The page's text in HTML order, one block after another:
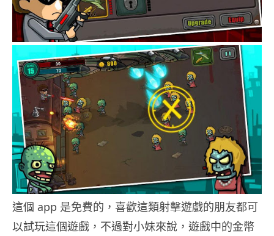
這個 app 是免費的，喜歡這類射擊遊戲的朋友都可
以試玩這個遊戲，不過對小妹來說，遊戲中的金幣